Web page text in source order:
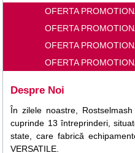
OFERTA
OFERTA
OFERTA
OFERTA
Despre Noi
În zilele noastre,
cuprinde 13 întreprinderi,
state, care fabrică
VERSATILE.